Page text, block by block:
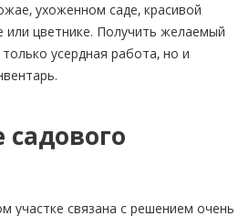
ухоженном саде, красивой
или цветнике. Получить желаемый
усердная работа, но и
садового
участке связана с решением очень